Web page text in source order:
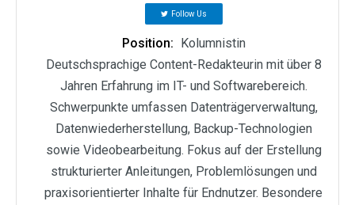
Follow Us
Position: Kolumnistin
Deutschsprachige Content-Redakteurin mit über 8
Jahren Erfahrung im IT- und Softwarebereich.
Schwerpunkte umfassen Datenträgerverwaltung,
Datenwiederherstellung, Backup-Technologien
sowie Videobearbeitung. Fokus auf der Erstellung
strukturierter Anleitungen, Problemlösungen und
praxisorientierter Inhalte für Endnutzer. Besondere